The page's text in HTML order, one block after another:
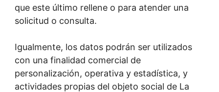
que este último rellene o para atender una
solicitud o consulta.
Igualmente, los datos podrán ser utilizados
con una finalidad comercial de
personalización, operativa y estadística, y
actividades propias del objeto social de La